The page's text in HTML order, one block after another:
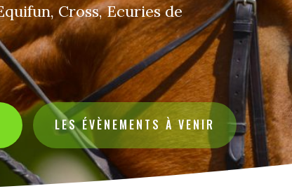
Cross, Ecuries de
LES ÉVÈNEMENTS À VENIR